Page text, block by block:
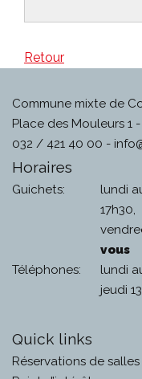
Retour
Commune mixte de
Place des Mouleurs 1
032 / 421 40 00 -
Horaires
Guichets:
lundi
17h30,
vous
Téléphones:
lundi
jeudi
Quick links
Réservations de salles